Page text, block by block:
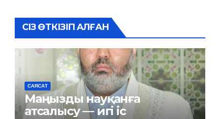
СІЗ ӨТКІЗІП АЛҒАН
САЯСАТ
Маңызды науқанға
атсалысу — игі іс